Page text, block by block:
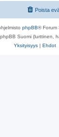
Poista
phpBB® Forum
Suomi (lurttinen,
Yksityisyys | Ehdot